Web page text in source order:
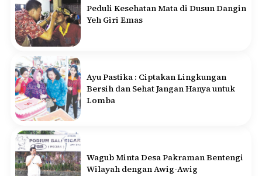
Peduli Kesehatan Mata di Dusun Dangin
Yeh Giri Emas
Ayu Pastika : Ciptakan Lingkungan
Bersih dan Sehat Jangan Hanya untuk
Lomba
Wagub Minta Desa Pakraman Bentengi
Wilayah dengan Awig-Awig